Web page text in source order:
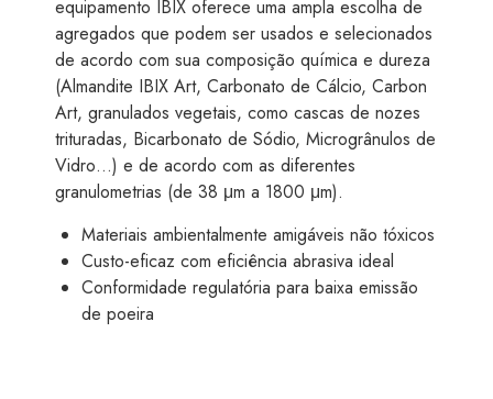
equipamento IBIX oferece uma ampla escolha de
agregados que podem ser usados e selecionados
de acordo com sua composição química e dureza
(Almandite IBIX Art, Carbonato de Cálcio, Carbon
Art, granulados vegetais, como cascas de nozes
trituradas, Bicarbonato de Sódio, Microgrânulos de
Vidro…) e de acordo com as diferentes
granulometrias (de 38 μm a 1800 μm).
Materiais ambientalmente amigáveis não tóxicos
Custo-eficaz com eficiência abrasiva ideal
Conformidade regulatória para baixa emissão
de poeira